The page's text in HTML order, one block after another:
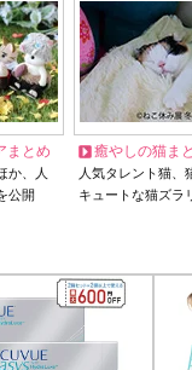
まとめ
か、人
公開
癒やしの猫ま
人気タレント猫
キュートな猫ズラ